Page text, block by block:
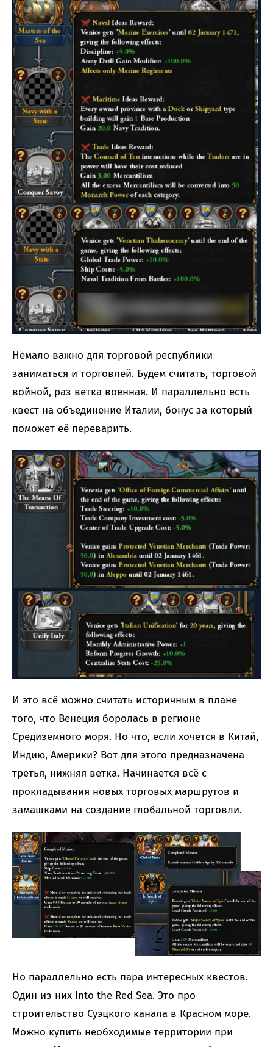
Немало важно для торговой республики
заниматься и торговлей. Будем считать, торговой
войной, раз ветка военная. И параллельно есть
квест на объединение Италии, бонус за который
поможет её переварить.
И это всё можно считать историчным в плане
того, что Венеция боролась в регионе
Средиземного моря. Но что, если хочется в Китай,
Индию, Америки? Вот для этого предназначена
третья, нижняя ветка. Начинается всё с
прокладывания новых торговых маршрутов и
замашками на создание глобальной торговли.
Но параллельно есть пара интересных квестов.
Один из них Into the Red Sea. Это про
строительство Суэцкого канала в Красном море.
Можно купить необходимые территории при